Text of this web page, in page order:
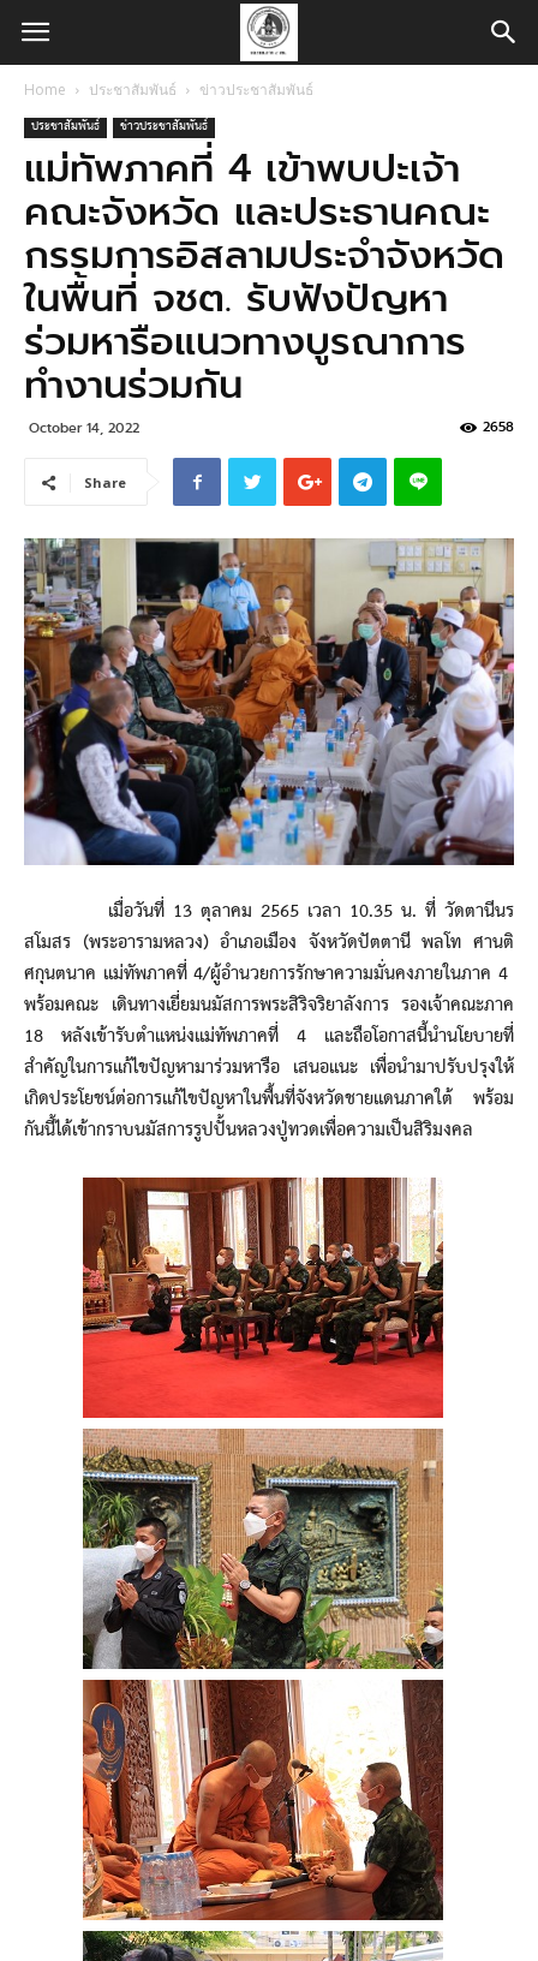
Home ประชาสัมพันธ์ ข่าวประชาสัมพันธ์
ประชาสัมพันธ์ ข่าวประชาสัมพันธ์
แม่ทัพภาคที่ 4 เข้าพบปะเจ้า
คณะจังหวัด และประธานคณะ
กรรมการอิสลามประจำจังหวัด
ในพื้นที่ จชต. รับฟังปัญหา
ร่วมหารือแนวทางบูรณาการ
ทำงานร่วมกัน
October 14, 2022 2658
Share
เมื่อวันที่ 13 ตุลาคม 2565 เวลา 10.35 น. ที่ วัดตานีนร
สโมสร (พระอารามหลวง) อำเภอเมือง จังหวัดปัตตานี พลโท ศานติ
ศกุนตนาค แม่ทัพภาคที่ 4/ผู้อำนวยการรักษาความมั่นคงภายในภาค 4
พร้อมคณะ เดินทางเยี่ยมนมัสการพระสิริจริยาลังการ รองเจ้าคณะภาค
18 หลังเข้ารับตำแหน่งแม่ทัพภาคที่ 4 และถือโอกาสนี้นำนโยบายที่
สำคัญในการแก้ไขปัญหามาร่วมหารือ เสนอแนะ เพื่อนำมาปรับปรุงให้
เกิดประโยชน์ต่อการแก้ไขปัญหาในพื้นที่จังหวัดชายแดนภาคใต้ พร้อม
กันนี้ได้เข้ากราบนมัสการรูปปั้นหลวงปู่ทวดเพื่อความเป็นสิริมงคล